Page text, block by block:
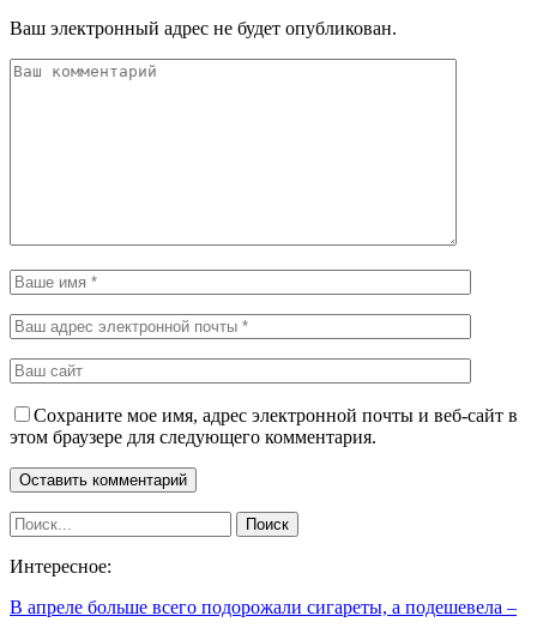
Ваш электронный адрес не будет опубликован.
Сохраните мое имя, адрес электронной почты и веб-сайт в
этом браузере для следующего комментария.
Интересное:
В апреле больше всего подорожали сигареты, а подешевела –